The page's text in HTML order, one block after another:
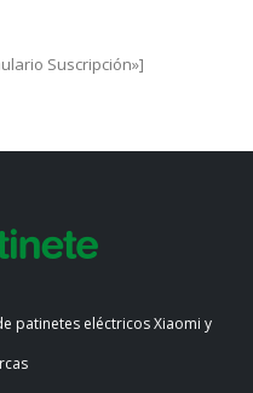
Suscripción»]
patinetes eléctricos Xiaomi y